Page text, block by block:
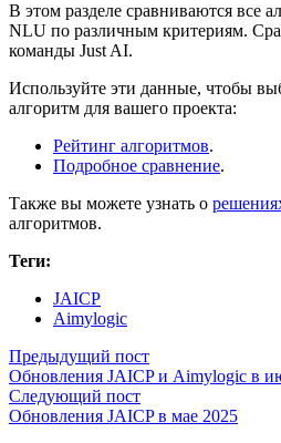
В этом разделе сравниваются все
NLU по различным критериям.
команды Just AI.
Используйте эти данные, чтобы
алгоритм для вашего проекта:
Рейтинг алгоритмов.
Подробное сравнение.
Также вы можете узнать о
алгоритмов.
Теги:
JAICP
Aimylogic
Предыдущий пост
Обновления JAICP и Aimylogic в
Следующий пост
Обновления JAICP в мае 2025